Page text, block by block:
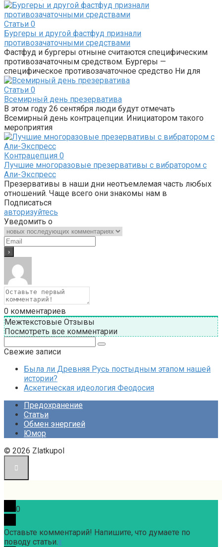
Статьи 0
Бургеры и другой фастфуд признали
противозачаточными средствами
Фастфуд и бургеры отныне считаются специфическим
противозачаточным средством. Бургеры —
специфическое противозачаточное средство Ни для
Статьи 0
Всемирный день презерватива
В этом году 26 сентября люди будут отмечать
Всемирный день контрацепции. Инициатором такого
мероприятия
Контрацепция 0
Лучшие многоразовые презервативы с вибратором с
Али-Экспресс
Презервативы в наши дни неотъемлемая часть любых
отношений. Чаще всего они знакомы нам в
Подписаться
авторизуйтесь
Уведомить о
0 комментариев
Межтекстовые Отзывы
Посмотреть все комментарии
Свежие записи
Была ли Древняя Русь постыдным этапом нашей
истории?
Аскетическая идеология Феодосия
Предохранение
Статьи
Обмен энергией
Юмор
© 2026 Zlatkupol
0
Оставьте комментарий! Напишите, что думаете по
поводу статьи.x